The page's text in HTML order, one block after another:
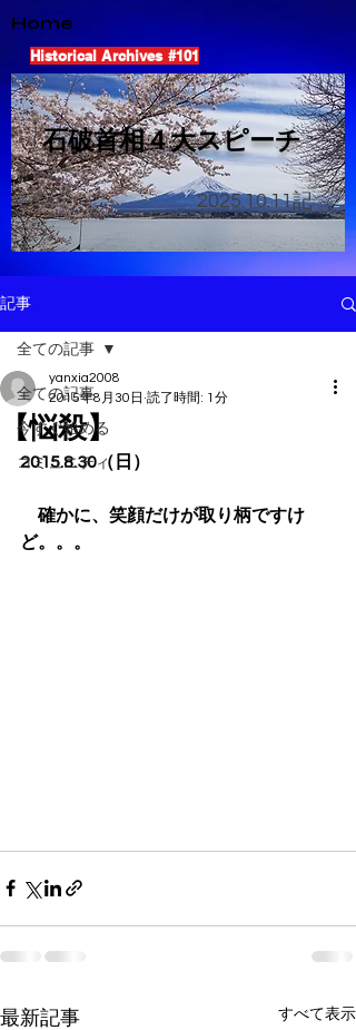
Home
Historical Archives #101
​石破首相４大スピーチ
2025.10.11記
記事
全ての記事
今すぐ始める
コミュニティ
全ての記事
【悩殺】
yanxia2008
2015年8月30日 読了時間: 1分
2015.8.30（日）
確かに、笑顔だけが取り柄ですけ
ど。。。
最新記事 すべて表示